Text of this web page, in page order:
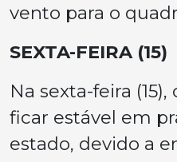
vento para o
SEXTA-FEIRA (15)
Na sexta-feira
ficar estável em
estado, devido a